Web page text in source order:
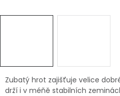
Značky
Zubatý hrot zajišťuje velice
drží i v méňě stabilních